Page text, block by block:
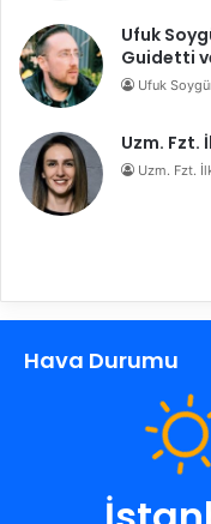
Ufuk
Guidetti
Ufuk
Uzm. Fzt.
Uzm. Fzt.
Hava Durumu